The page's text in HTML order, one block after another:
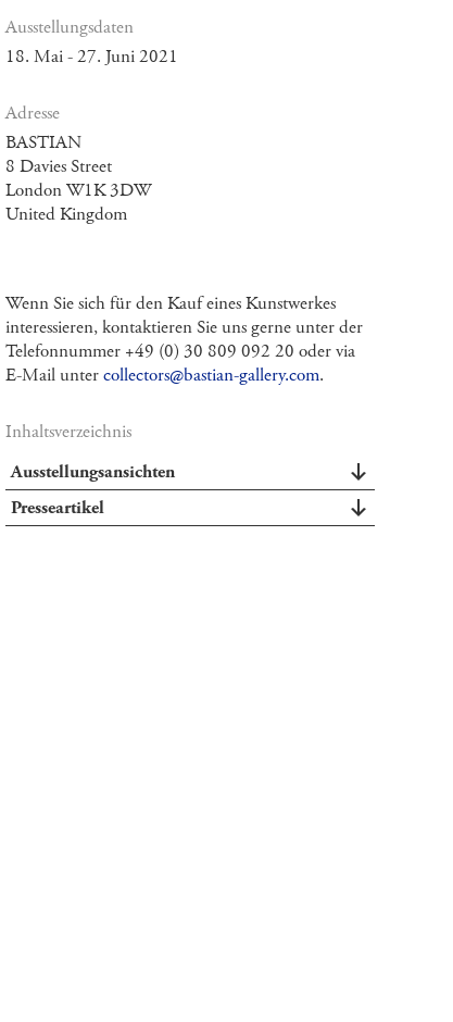
Ausstellungsdaten
18. Mai - 27. Juni 2021
Adresse
BASTIAN
8 Davies Street
London W1K 3DW
United Kingdom
Wenn Sie sich für den Kauf eines Kunstwerkes
interessieren, kontaktieren Sie uns gerne unter der
Telefonnummer +49 (0) 30 809 092 20 oder via
E-Mail untercollectors@bastian-gallery.com.
Inhaltsverzeichnis
Ausstellungsansichten
Presseartikel